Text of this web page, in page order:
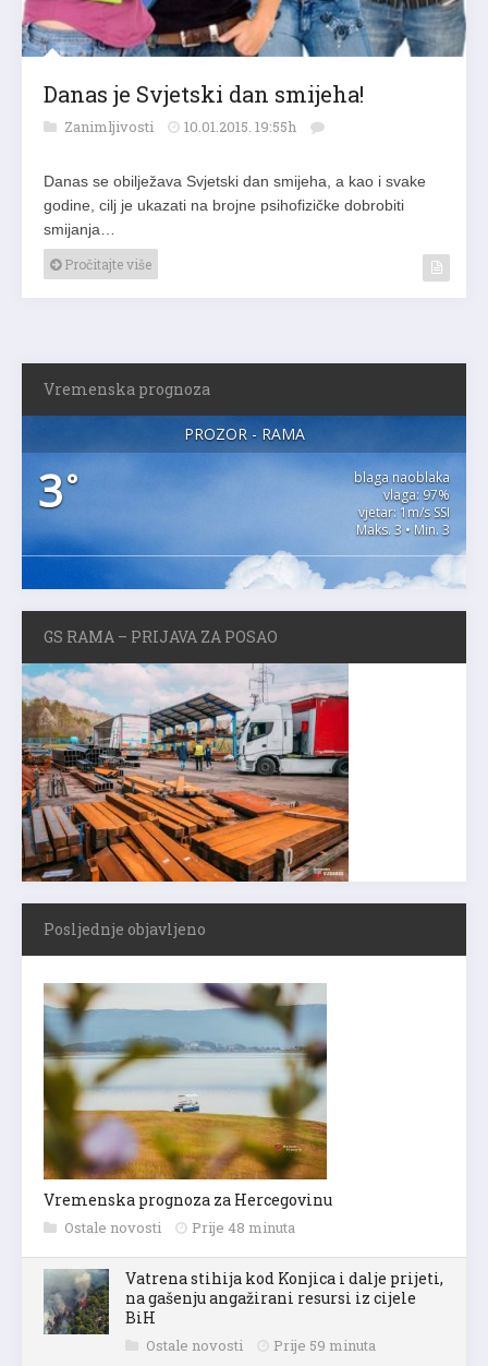
Danas je Svjetski dan smijeha!
Zanimljivosti 10.01.2015. 19:55h
Danas se obilježava Svjetski dan smijeha, a kao i svake
godine, cilj je ukazati na brojne psihofizičke dobrobiti
smijanja…
Pročitajte više
Vremenska prognoza
PROZOR - RAMA
3°
blaga naoblaka
vlaga: 97%
vjetar: 1m/s SSI
Maks. 3 • Min. 3
GS RAMA – PRIJAVA ZA POSAO
Posljednje objavljeno
Vremenska prognoza za Hercegovinu
Ostale novosti Prije 48 minuta
Vatrena stihija kod Konjica i dalje prijeti,
na gašenju angažirani resursi iz cijele
BiH
Ostale novosti Prije 59 minuta